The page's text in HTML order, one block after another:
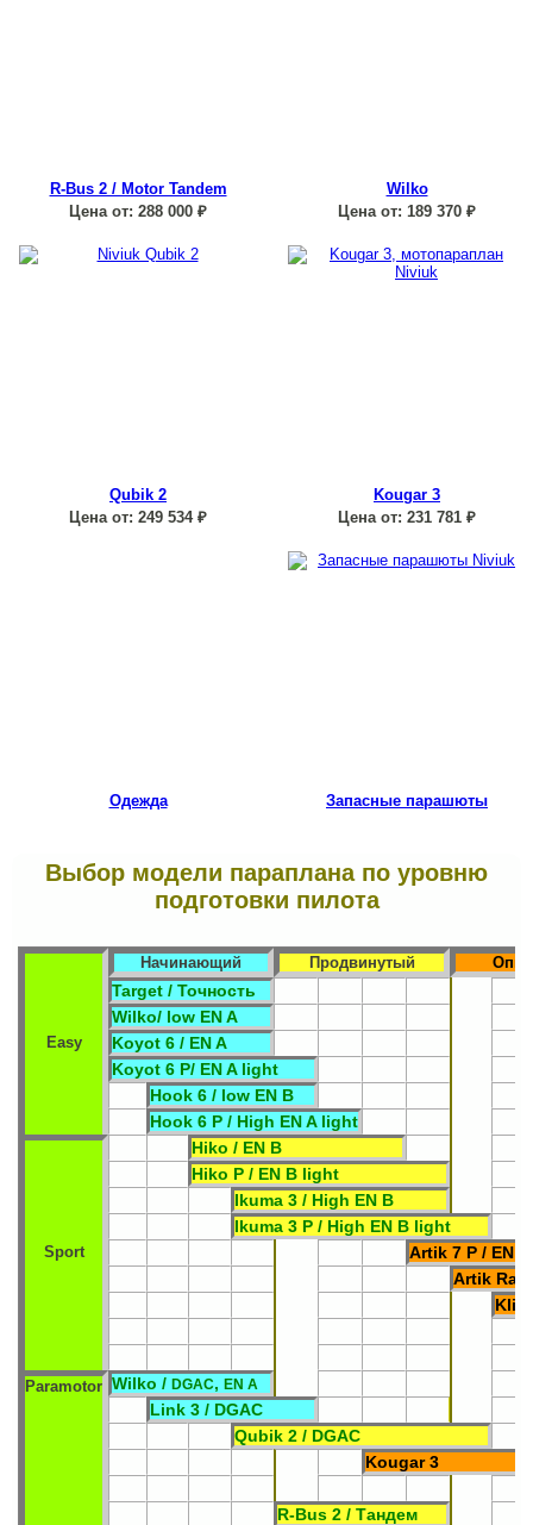
R-Bus 2 / Motor Tandem
Цена от: 288 000 ₽
Wilko
Цена от: 189 370 ₽
Qubik 2
Цена от: 249 534₽
Kougar 3
Цена от: 231 781 ₽
Одежда Запасные парашюты
Выбор модели параплана по уровню
подготовки пилота
Начинающий Продвинутый
Target / Точность
Wilko/ low EN A
Easy
Koyot 6 / EN A
Koyot 6 P/ EN A light
Hook 6 / low EN B
Hook 6 P / High EN A light
Hiko / EN B
Hiko P / EN B light
Ikuma 3 / High EN B
Ikuma 3 P / High EN B light
Sport
Artik 7 P / EN
Artik
Paramotor Wilko / DGAC, EN A
Link 3 / DGAC
Qubik 2 / DGAC
Kougar 3
R-Bus 2 / Тандем